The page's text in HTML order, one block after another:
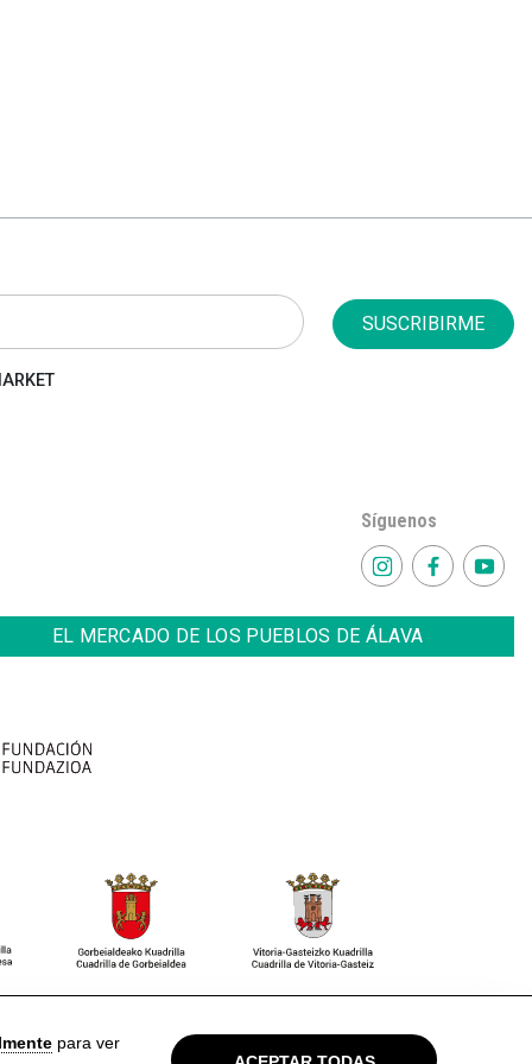
SUSCRIBIRME
Síguenos
EL MERCADO DE LOS PUEBLOS DE ÁLAVA
Legal Política de privacidad Cookies